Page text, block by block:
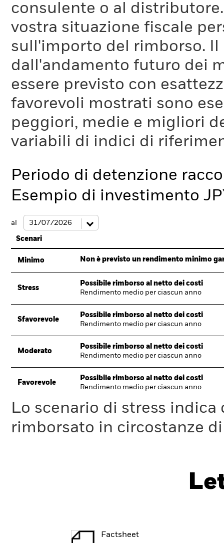
consulente o al
vostra situazione fiscale
sull'importo del rimborso.
dall'andamento futuro dei
essere previsto con
favorevoli mostrati sono
peggiori, medie e migliori
variabili di indici di
Periodo di detenzione
Esempio di investimento
al
Scenari
Minimo Non è previsto un rendimento minimo
Stress
Possibile rimborso al netto dei costi
Rendimento medio per ciascun anno
Sfavorevole
Possibile rimborso al netto dei costi
Rendimento medio per ciascun anno
Moderato
Possibile rimborso al netto dei costi
Rendimento medio per ciascun anno
Favorevole
Possibile rimborso al netto dei costi
Rendimento medio per ciascun anno
Lo scenario di stress
rimborsato in circostanze
Factsheet